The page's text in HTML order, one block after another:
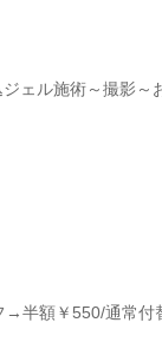
ェル施術～撮影～
半額￥550/通常